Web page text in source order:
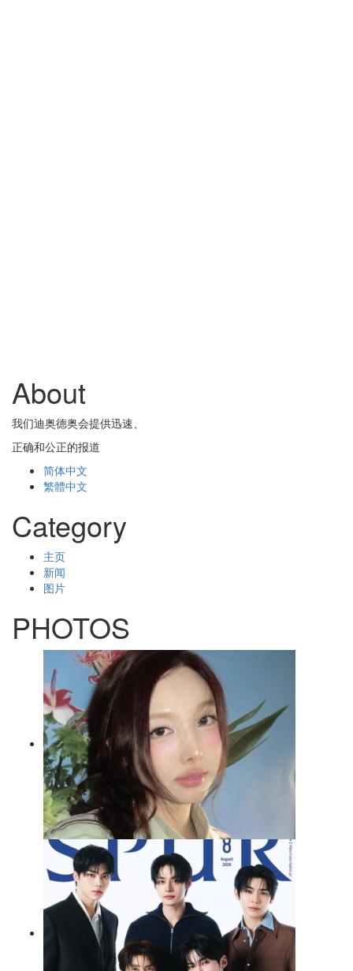
About
我们迪奥德奥会提供迅速、
正确和公正的报道
简体中文
繁體中文
Category
主页
新闻
图片
PHOTOS